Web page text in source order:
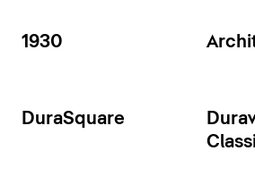
1930
DuraSquare